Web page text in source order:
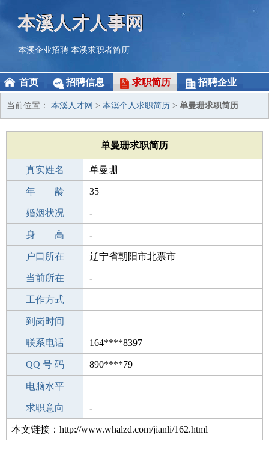
本溪人才人事网
本溪企业招聘 本溪求职者简历
首页 招聘信息 求职简历 招聘企业
当前位置： 本溪人才网 > 本溪个人求职简历 > 单曼珊求职简历
单曼珊求职简历
真实姓名 单曼珊
性 别 女
年 龄 35
出生年月 1991-03-29
婚姻状况 -
学 历 本科
身 高 -
毕业学校 本科
户口所在 辽宁省朝阳市北票市
所学专业 -
当前所在 -
工作经验
工作方式
驾 照
到岗时间
期望月薪
联系电话 164****8397
手机号码 164****8397
QQ 号 码 890****79
微信号码
电脑水平
外语水平
求职意向 -
本文链接：http://www.whalzd.com/jianli/162.html